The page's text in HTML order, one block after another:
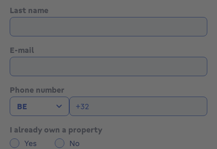
Last name
E-mail
Phone number
I already own a property
Yes
No